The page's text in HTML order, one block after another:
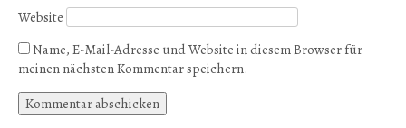
Website
Name, E-Mail-Adresse und Website in diesem Browser für
meinen nächsten Kommentar speichern.